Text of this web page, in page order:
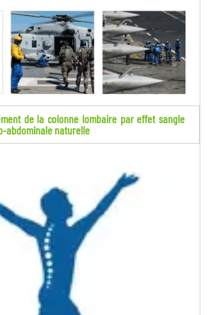
de la colonne lombaire par effet sangle
abdominale naturelle